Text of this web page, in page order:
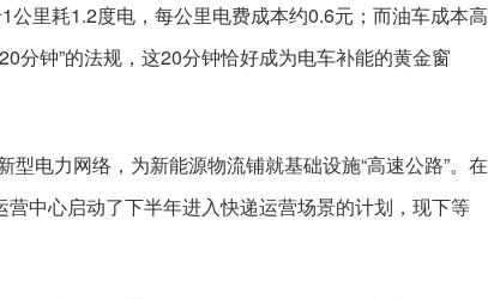
公里耗1.2度电，每公里电费成本约0.6元；而油车成本高
分钟”的法规，这20分钟恰好成为电车补能的黄金窗
电力网络，为新能源物流铺就基础设施“高速公路”。在
中心启动了下半年进入快递运营场景的计划，现下等